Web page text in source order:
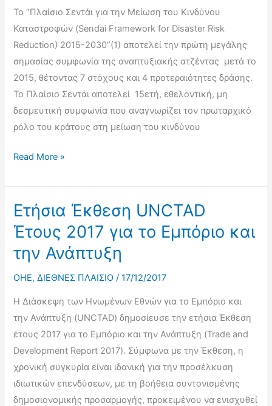
Το “Πλαίσιο Σεντάι για την Μείωση του Κινδύνου
Καταστροφών (Sendai Framework for Disaster Risk
Reduction) 2015-2030”(1) αποτελεί την πρώτη μεγάλης
σημασίας συμφωνία της αναπτυξιακής ατζέντας μετά το
2015, θέτοντας 7 στόχους και 4 προτεραιότητες δράσης.
Το Πλαίσιο Σεντάι αποτελεί 15ετή, εθελοντική, μη
δεσμευτική συμφωνία που αναγνωρίζει τον πρωταρχικό
ρόλο του κράτους στη μείωση του κινδύνου
Πλαίσιο
για
Μείωση
του
Κινδύνου
Καταστροφών
for
Disaster
Risk
Reduction)
2015-
2030
Read More »
Eτήσια Έκθεση UNCTAD
Έτους 2017 για το Εμπόριο και
την Ανάπτυξη
OHE,ΔΙΕΘΝΕΣ ΠΛΑΙΣΙΟ /17/12/2017
Η Διάσκεψη των Ηνωμένων Εθνών για το Εμπόριο και
την Ανάπτυξη (UNCTAD) δημοσίευσε την ετήσια Έκθεση
έτους 2017 για το Εμπόριο και την Ανάπτυξη (Trade and
Development Report 2017). Σύμφωνα με την Έκθεση, η
χρονική συγκυρία είναι ιδανική για την προσέλκυση
ιδιωτικών επενδύσεων, με τη βοήθεια συντονισμένης
δημοσιονομικής προσαρμογής, προκειμένου να ενισχυθεί